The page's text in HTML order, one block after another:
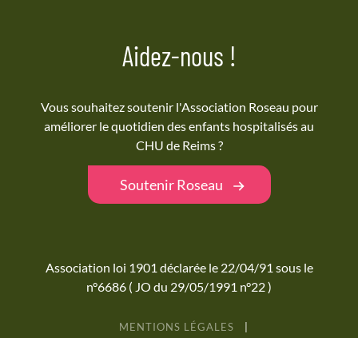
Aidez-nous !
Vous souhaitez soutenir l'Association Roseau pour
améliorer le quotidien des enfants hospitalisés au
CHU de Reims ?
Soutenir Roseau
Association loi 1901 déclarée le 22/04/91 sous le
n°6686 ( JO du 29/05/1991 n°22 )
MENTIONS LÉGALES